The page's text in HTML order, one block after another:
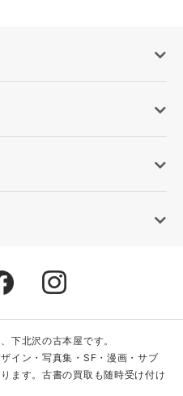
下北沢の古本屋です。
イン・写真集・SF・漫画・サブ
ます。古書の買取も随時受け付け